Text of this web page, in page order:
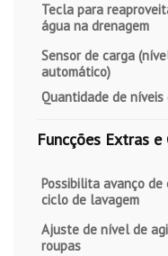
Tecla para
água na drenagem
Sensor de carga
automático)
Quantidade de níveis
Funcções Extras
Possibilita avanço
ciclo de lavagem
Ajuste de nível de
roupas